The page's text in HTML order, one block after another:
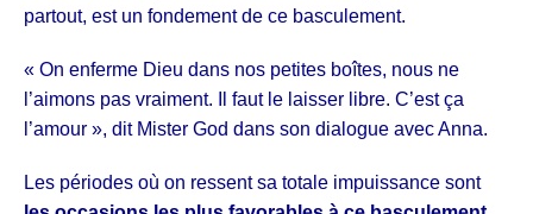
partout, est un fondement de ce basculement.
« On enferme Dieu dans nos petites boîtes, nous ne
l’aimons pas vraiment. Il faut le laisser libre. C’est ça
l’amour », dit Mister God dans son dialogue avec Anna.
Les périodes où on ressent sa totale impuissance sont